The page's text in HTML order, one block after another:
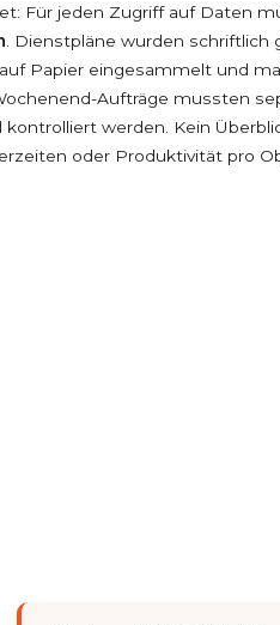
Für jeden Zugriff auf Daten
. Dienstpläne wurden schriftlich
Papier eingesammelt und
Aufträge mussten
werden. Kein
oder Produktivität pro